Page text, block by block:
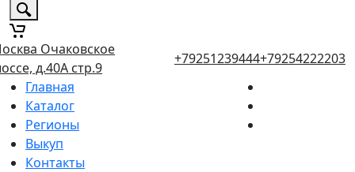
Очаковское
д.40А стр.9
+79251239444+79254222203
Главная
Каталог
Регионы
Выкуп
Контакты